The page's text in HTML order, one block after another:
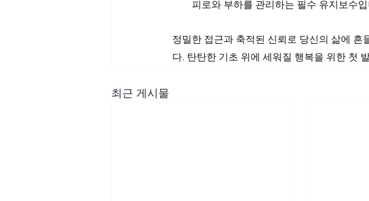
피로와 부하를 관리하는 필수 유지보수
정밀한 접근과 축적된 신뢰로 당신의 삶에
다. 탄탄한 기초 위에 세워질 행복을 위한 첫
최근 게시물